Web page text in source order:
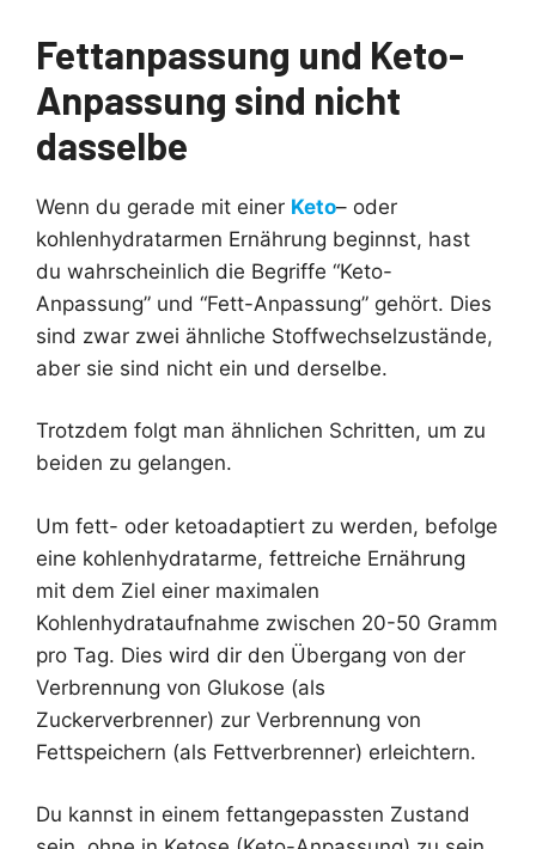
Fettanpassung und Keto-
Anpassung sind nicht
dasselbe
Wenn du gerade mit einer Keto– oder
kohlenhydratarmen Ernährung beginnst, hast
du wahrscheinlich die Begriffe “Keto-
Anpassung” und “Fett-Anpassung” gehört. Dies
sind zwar zwei ähnliche Stoffwechselzustände,
aber sie sind nicht ein und derselbe.
Trotzdem folgt man ähnlichen Schritten, um zu
beiden zu gelangen.
Um fett- oder ketoadaptiert zu werden, befolge
eine kohlenhydratarme, fettreiche Ernährung
mit dem Ziel einer maximalen
Kohlenhydrataufnahme zwischen 20-50 Gramm
pro Tag. Dies wird dir den Übergang von der
Verbrennung von Glukose (als
Zuckerverbrenner) zur Verbrennung von
Fettspeichern (als Fettverbrenner) erleichtern.
Du kannst in einem fettangepassten Zustand